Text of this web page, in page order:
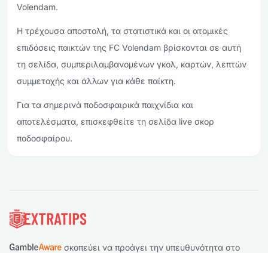
Volendam.
Η τρέχουσα αποστολή, τα στατιστικά και οι ατομικές
επιδόσεις παικτών της FC Volendam βρίσκονται σε αυτή
τη σελίδα, συμπεριλαμβανομένων γκολ, καρτών, λεπτών
συμμετοχής και άλλων για κάθε παίκτη.
Για τα σημερινά ποδοσφαιρικά παιχνίδια και
αποτελέσματα, επισκεφθείτε τη σελίδα live σκορ
ποδοσφαίρου.
σκοπεύει να προάγει την υπευθυνότητα στο